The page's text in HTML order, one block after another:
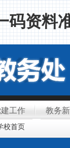
码资料
工作 教务
校首页